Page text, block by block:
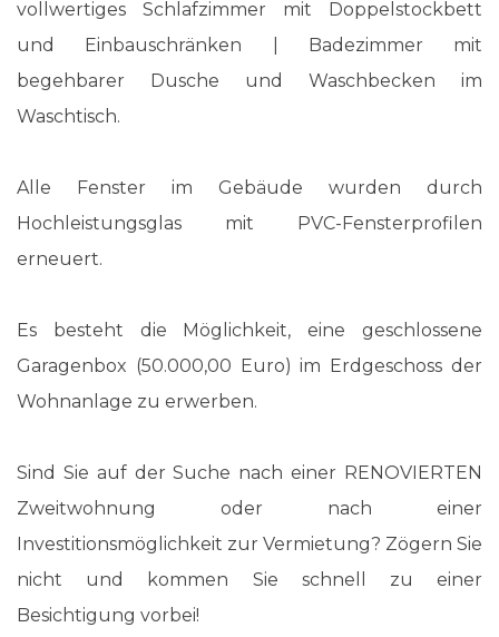
vollwertiges Schlafzimmer mit Doppelstockbett
und Einbauschränken | Badezimmer mit
begehbarer Dusche und Waschbecken im
Waschtisch.
Alle Fenster im Gebäude wurden durch
Hochleistungsglas mit PVC-Fensterprofilen
erneuert.
Es besteht die Möglichkeit, eine geschlossene
Garagenbox (50.000,00 Euro) im Erdgeschoss der
Wohnanlage zu erwerben.
Sind Sie auf der Suche nach einer RENOVIERTEN
Zweitwohnung oder nach einer
Investitionsmöglichkeit zur Vermietung? Zögern Sie
nicht und kommen Sie schnell zu einer
Besichtigung vorbei!